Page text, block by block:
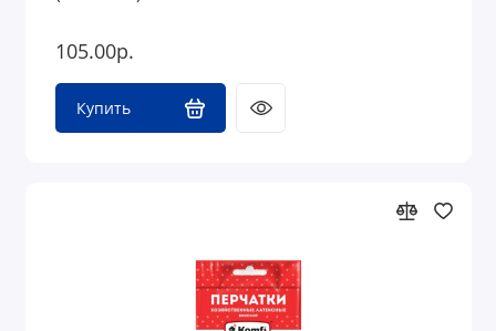
105.00р.
Купить